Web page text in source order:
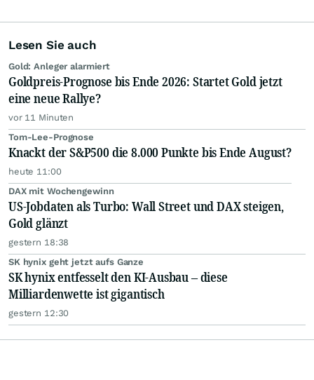
Lesen Sie auch
Gold: Anleger alarmiert
Goldpreis-Prognose bis Ende 2026: Startet Gold jetzt
eine neue Rallye?
vor 11 Minuten
Tom-Lee-Prognose
Knackt der S&P500 die 8.000 Punkte bis Ende August?
heute 11:00
DAX mit Wochengewinn
US-Jobdaten als Turbo: Wall Street und DAX steigen,
Gold glänzt
gestern 18:38
SK hynix geht jetzt aufs Ganze
SK hynix entfesselt den KI-Ausbau – diese
Milliardenwette ist gigantisch
gestern 12:30